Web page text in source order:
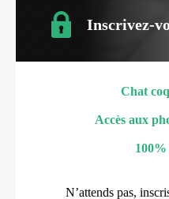
Inscrivez-
Chat
Accès aux
N’attends pas,